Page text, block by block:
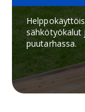
sähkötyökalut
puutarhassa.